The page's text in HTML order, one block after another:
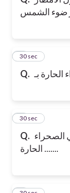
ضوء الشمس
Q. الحارة بـ
4
30 sec
Q. الصحراء
الحارة .......
5
30 sec